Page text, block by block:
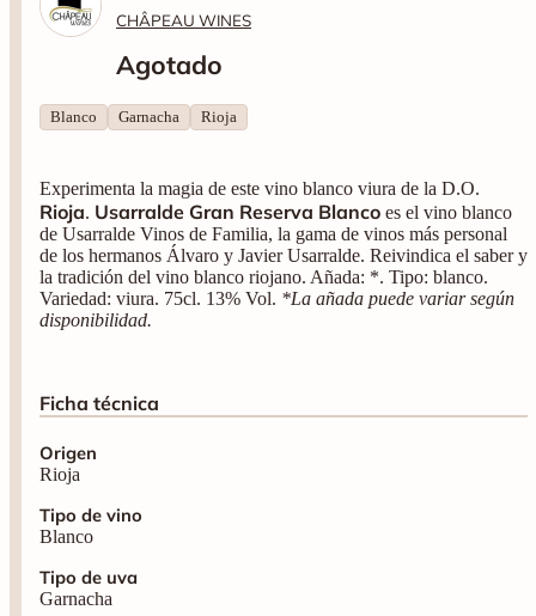
CHÂPEAU WINES
Agotado
Blanco Garnacha Rioja
Experimenta la magia de este vino blanco viura de la D.O.
Rioja. Usarralde Gran Reserva Blanco es el vino blanco
de Usarralde Vinos de Familia, la gama de vinos más personal
de los hermanos Álvaro y Javier Usarralde. Reivindica el saber y
la tradición del vino blanco riojano. Añada: *. Tipo: blanco.
Variedad: viura. 75cl. 13% Vol. *La añada puede variar según
disponibilidad.
Ficha técnica
Origen
Rioja
Tipo de vino
Blanco
Tipo de uva
Garnacha